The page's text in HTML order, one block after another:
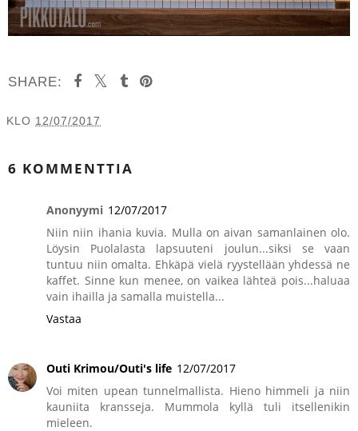
SHARE:
KLO 12/07/2017
6 KOMMENTTIA
Anonyymi 12/07/2017
Niin niin ihania kuvia. Mulla on aivan samanlainen olo.
Löysin Puolalasta lapsuuteni joulun...siksi se vaan
tuntuu niin omalta. Ehkäpä vielä ryystellään yhdessä ne
kaffet. Sinne kun menee, on vaikea lähteä pois...haluaa
vain ihailla ja samalla muistella...
Vastaa
Outi Krimou/Outi's life 12/07/2017
Voi miten upean tunnelmallista. Hieno himmeli ja niin
kauniita kransseja. Mummola kyllä tuli itsellenikin
mieleen.